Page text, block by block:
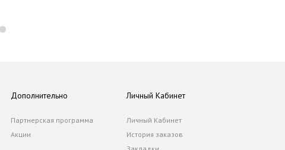
Дополнительно
Партнерская программа
Акции
Личный Кабинет
Личный Кабинет
История заказов